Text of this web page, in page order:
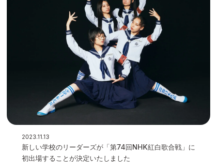
2023.11.13
新しい学校のリーダーズが「第74回NHK紅白歌合戦」に
初出場することが決定いたしました